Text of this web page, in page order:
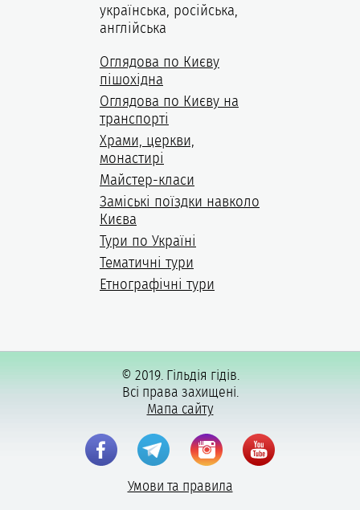
українська, російська,
англійська
Оглядова по Києву
пішохідна
Оглядова по Києву на
транспорті
Храми, церкви,
монастирі
Майстер-класи
Заміські поїздки навколо
Києва
Тури по Україні
Тематичні тури
Етнографічні тури
© 2019. Гільдія гідів.
Всі права захищені.
Мапа сайту
Умови та правила